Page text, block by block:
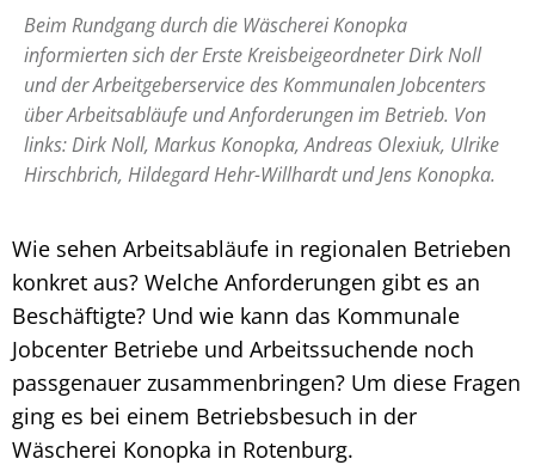
Beim Rundgang durch die Wäscherei Konopka
informierten sich der Erste Kreisbeigeordneter Dirk Noll
und der Arbeitgeberservice des Kommunalen Jobcenters
über Arbeitsabläufe und Anforderungen im Betrieb. Von
links: Dirk Noll, Markus Konopka, Andreas Olexiuk, Ulrike
Hirschbrich, Hildegard Hehr-Willhardt und Jens Konopka.
Wie sehen Arbeitsabläufe in regionalen Betrieben
konkret aus? Welche Anforderungen gibt es an
Beschäftigte? Und wie kann das Kommunale
Jobcenter Betriebe und Arbeitssuchende noch
passgenauer zusammenbringen? Um diese Fragen
ging es bei einem Betriebsbesuch in der
Wäscherei Konopka in Rotenburg.